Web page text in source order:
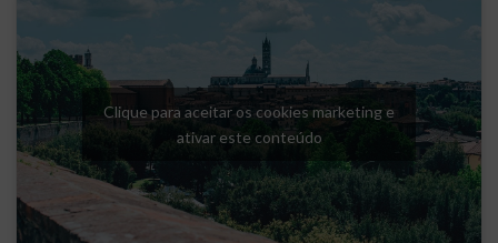
Clique para aceitar os cookies marketing e
ativar este conteúdo